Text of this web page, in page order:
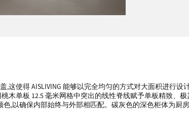
使得 AISLIVING 能够以完全均匀的方式对大面积进行设
单板 12.5 毫米网格中突出的线性脊线赋予单板精致、极
色,以确保内部始终与外部相匹配。碳灰色的深色柜体为厨